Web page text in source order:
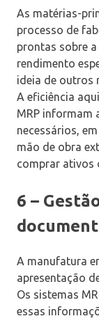
As matérias-
processo de
prontas sobre
rendimento
ideia de outros
A eficiência
MRP informam
necessários,
mão de obra
comprar ativos
6 –
A manufatura
apresentação
Os sistemas
essas